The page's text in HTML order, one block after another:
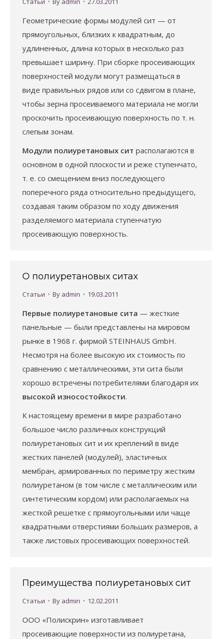
Геометрические формы модулей сит — от
прямоугольных, близких к квадратным, до
удлиненных, длина которых в несколько раз
превышает ширину. При сборке просеивающих
поверхностей модули могут размещаться в
виде правильных рядов или со сдвигом в плане,
чтобы зерна просеиваемого материала не могли
проскочить просеивающую поверхность по т. н.
слепым зонам.
Модули полиуретановых сит располагаются в
основном в одной плоскости и реже ступенчато,
т. е. со смещением вниз последующего
поперечного ряда относительно предыдущего,
создавая таким образом по ходу движения
разделяемого материала ступенчатую
просеивающую поверхность.
О полиуретановых ситах
Статьи By admin 19.03.2011
Первые полиуретановые сита — жесткие
панельные — были представ­лены на мировом
рынке в 1968 г. фирмой STEINHAUS GmbH.
Несмотря на более высокую их стоимость по
сравнению с металлическими, эти сита были
хорошо встречены потребителями благодаря их
высокой износостойкости.
К настоящему времени в мире разработано
большое число различных конструкций
полиуретановых сит и их креплений в виде
жестких панелей (модулей), эластичных
мембран, армированных по периметру жестким
по­лиуретаном (в том числе с металлическим или
синтетическим кордом) или располагаемых на
жесткой решетке с прямоугольными или чаще
квадрат­ными отверстиями больших размеров, а
также листовых просеивающих по­верхностей.
Преимущества полиуретановых сит
Статьи By admin 12.02.2011
ООО «Полискрин» изготавливает
просеивающие поверхности из полиуретана,